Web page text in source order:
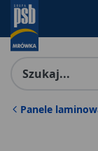
Panele